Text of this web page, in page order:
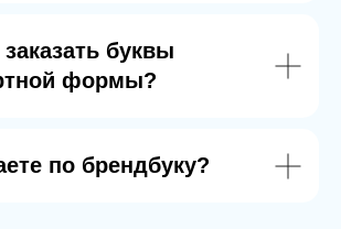
буквы
формы?
по брендбуку?